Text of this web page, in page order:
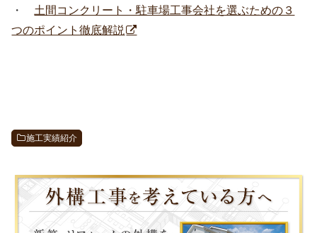
・ 土間コンクリート・駐車場工事会社を選ぶための３
つのポイント徹底解説
施工実績紹介